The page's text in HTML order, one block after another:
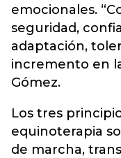
emocionales.
seguridad,
adaptación,
incremento en
Gómez.
Los tres
equinoterapia
de marcha,